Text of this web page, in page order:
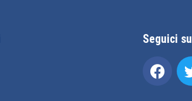
Seguici su